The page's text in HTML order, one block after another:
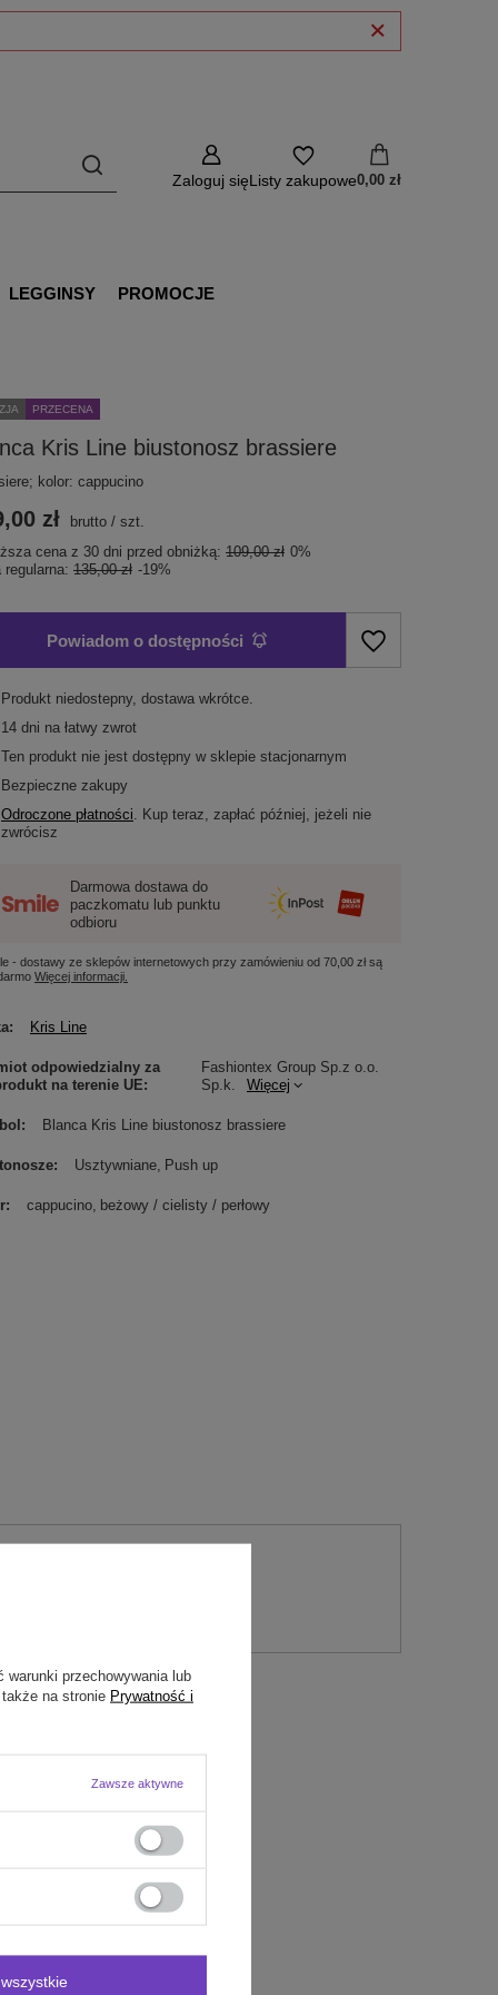
Zaloguj sięListy zakupowe0,00 zł
LEGGINSY PROMOCJE
PRZECENA
Kris Line biustonosz brassiere
kolor: cappucino
zł brutto /szt.
cena z 30 dni przed obniżką:109,00 zł 0%
regularna:135,00 zł -19%
Powiadom o dostępności
Produkt niedostepny, dostawa wkrótce
14 dni na łatwy zwrot
Ten produkt nie jest dostępny w sklepie stacjonarnym
Bezpieczne zakupy
Odroczone płatności. Kup teraz, zapłać później, jeżeli nie
zwrócisz
Darmowa dostawa do
paczkomatu lub punktu
odbioru
- dostawy ze sklepów internetowych przy zamówieniu od70,00 złsą
Więcej informacji.
Kris Line
odpowiedzialny za
na terenie UE
Fashiontex Group Sp.z o.o.
Sp.k.
Więcej
Blanca Kris Line biustonosz brassiere
Usztywniane Push up
cappucino beżowy / cielisty / perłowy
warunki przechowywania lub
na stronie Prywatność i
Zawsze aktywne